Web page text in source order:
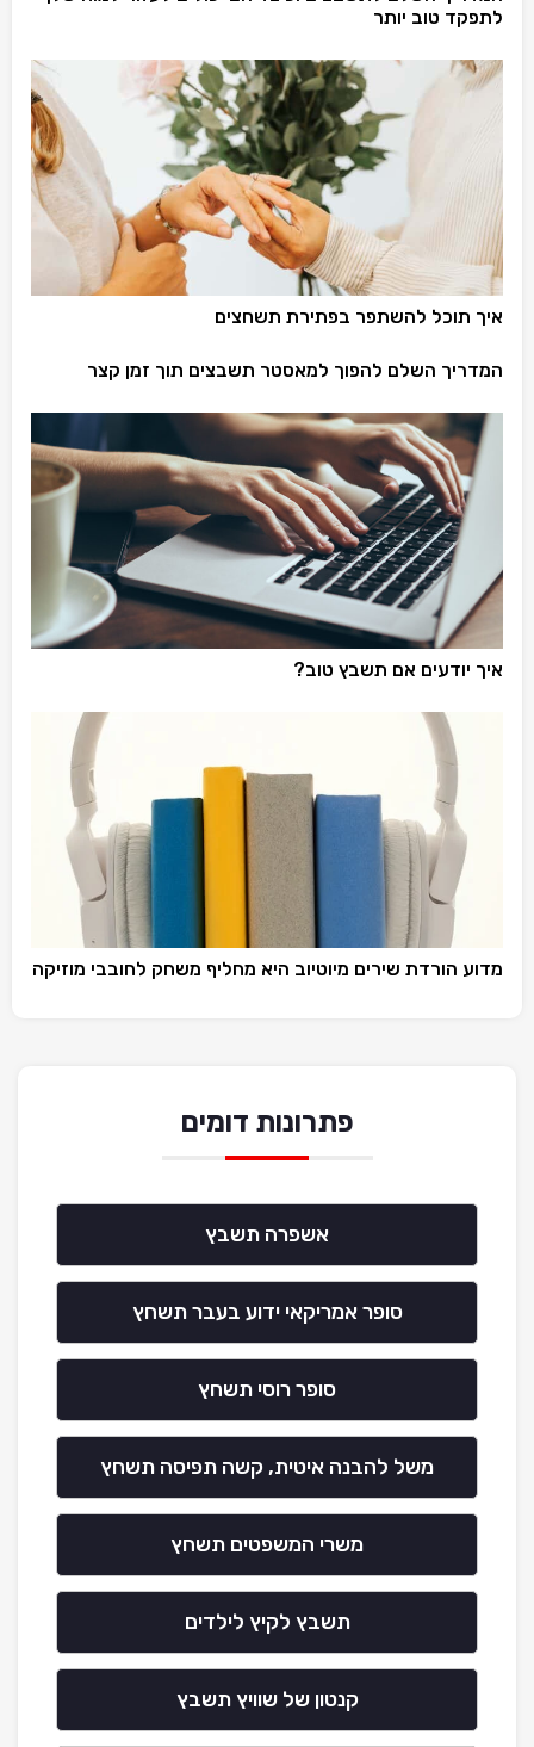
לתפקד טוב יותר
איך תוכל להשתפר בפתירת תשחצים
המדריך השלם להפוך למאסטר תשבצים תוך זמן קצר
איך יודעים אם תשבץ טוב?
מדוע הורדת שירים מיוטיוב היא מחליף משחק לחובבי מוזיקה
פתרונות דומים
אשפרה תשבץ
סופר אמריקאי ידוע בעבר תשחץ
סופר רוסי תשחץ
משל להבנה איטית, קשה תפיסה תשחץ
משרי המשפטים תשחץ
תשבץ לקיץ לילדים
קנטון של שוויץ תשבץ